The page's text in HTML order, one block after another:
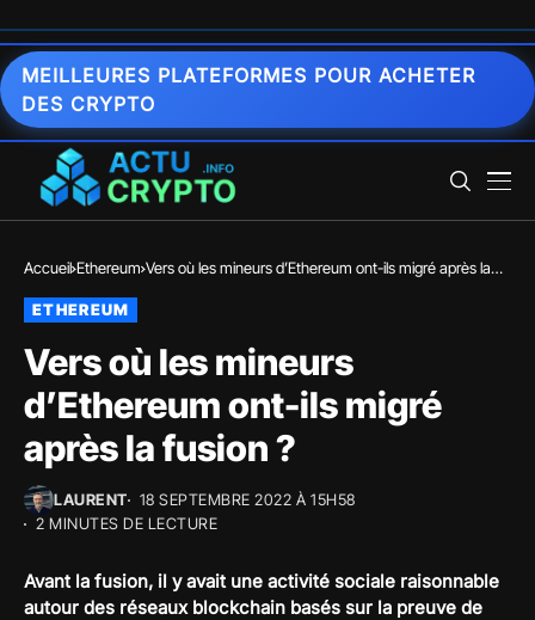
MEILLEURES PLATEFORMES POUR ACHETER
DES CRYPTO
Accueil Ethereum Vers où les mineurs d’Ethereum ont-ils migré après la
ETHEREUM
Vers où les mineurs
d’Ethereum ont-ils migré
après la fusion ?
LAURENT
18 SEPTEMBRE 2022 À 15H58
2 MINUTES DE LECTURE
Avant la fusion, il y avait une activité sociale raisonnable
autour des réseaux blockchain basés sur la preuve de